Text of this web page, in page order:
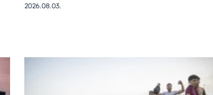
2026.08.03.